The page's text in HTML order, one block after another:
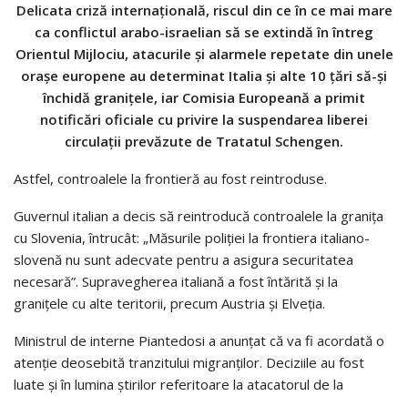
Delicata criză internațională, riscul din ce în ce mai mare
ca conflictul arabo-israelian să se extindă în întreg
Orientul Mijlociu, atacurile și alarmele repetate din unele
orașe europene au determinat Italia și alte 10 țări să-și
închidă granițele, iar Comisia Europeană a primit
notificări oficiale cu privire la suspendarea liberei
circulații prevăzute de Tratatul Schengen.
Astfel, controalele la frontieră au fost reintroduse.
Guvernul italian a decis să reintroducă controalele la granița
cu Slovenia, întrucât: „Măsurile poliției la frontiera italiano-
slovenă nu sunt adecvate pentru a asigura securitatea
necesară”. Supravegherea italiană a fost întărită și la
granițele cu alte teritorii, precum Austria și Elveția.
Ministrul de interne Piantedosi a anunțat că va fi acordată o
atenție deosebită tranzitului migranților. Deciziile au fost
luate și în lumina știrilor referitoare la atacatorul de la